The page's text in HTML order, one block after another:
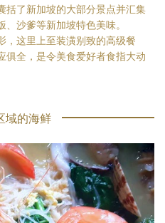
括了新加坡的大部分景点并汇集
沙爹等新加坡特色美味。
，这里上至装潢别致的高级餐
俱全，是令美食爱好者食指大动
域的海鲜